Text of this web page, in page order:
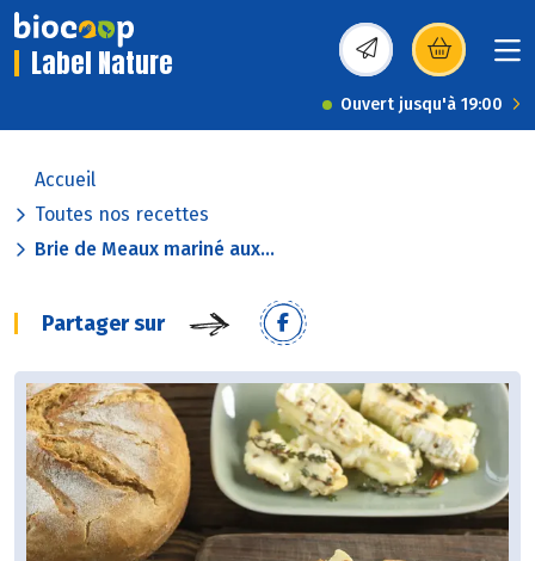
Label Nature (s’ouvre dans une
Ouvert jusqu'à 19:00
Accueil
Toutes nos recettes
Brie de Meaux mariné aux...
Partager sur